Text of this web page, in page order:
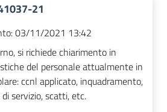
21
03/11/2021 13:42
si richiede chiarimento in
del personale attualmente in
ccnl applicato, inquadramento,
servizio, scatti, etc.